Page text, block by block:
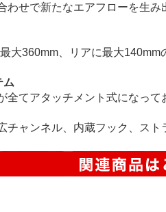
わせで新たなエアフローを生み
大360mm、リアに最大140mm
ム
全てアタッチメント式になっ
チャンネル、内蔵フック、ス